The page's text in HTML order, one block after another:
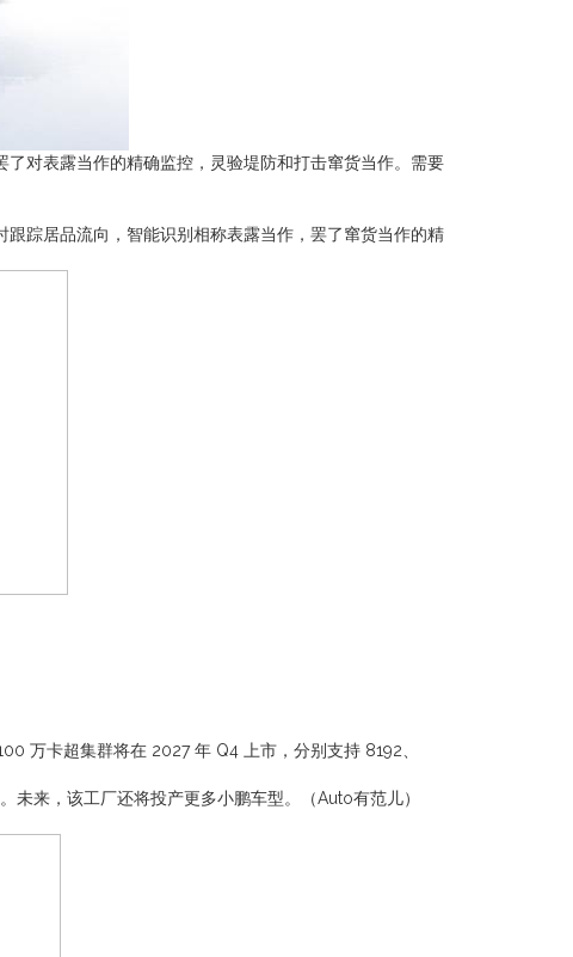
对表露当作的精确监控，灵验堤防和打击窜货当作。需要
踪居品流向，智能识别相称表露当作，罢了窜货当作的精
万卡超集群将在 2027 年 Q4 上市，分别支持 8192、
来，该工厂还将投产更多小鹏车型。（Auto有范儿）